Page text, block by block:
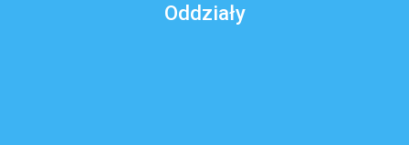
Oddziały